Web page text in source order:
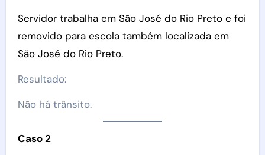
Servidor trabalha em São José do Rio Preto e foi
removido para escola também localizada em
São José do Rio Preto.
Resultado:
Não há trânsito.
Caso 2